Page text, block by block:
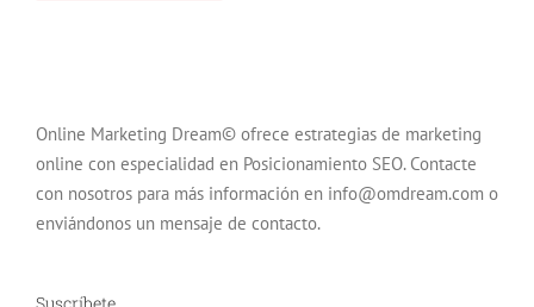
Online Marketing Dream© ofrece estrategias de marketing
online con especialidad en Posicionamiento SEO. Contacte
con nosotros para más información en info@omdream.com o
enviándonos un mensaje de contacto.